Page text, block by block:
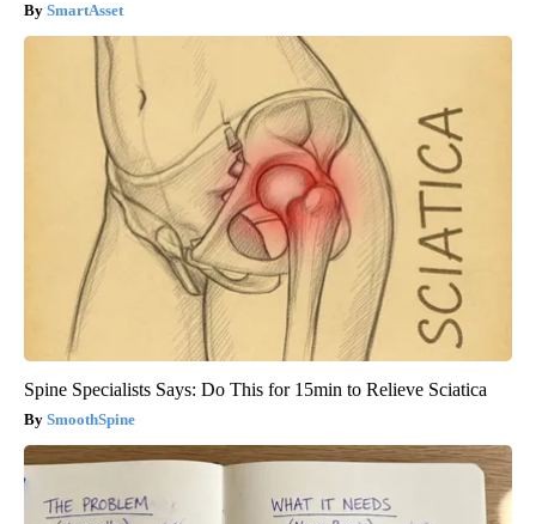
SmartAsset
Spine Specialists Says: Do This for 15min to Relieve Sciatica
SmoothSpine